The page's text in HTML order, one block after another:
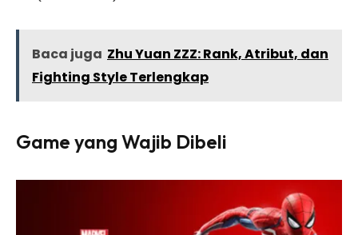
Baca juga Zhu Yuan ZZZ: Rank, Atribut, dan
Fighting Style Terlengkap
Game yang Wajib Dibeli